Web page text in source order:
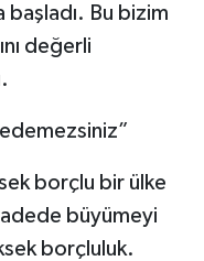
Bu bizim
değerli
borçlu bir ülke
büyümeyi
borçluluk.